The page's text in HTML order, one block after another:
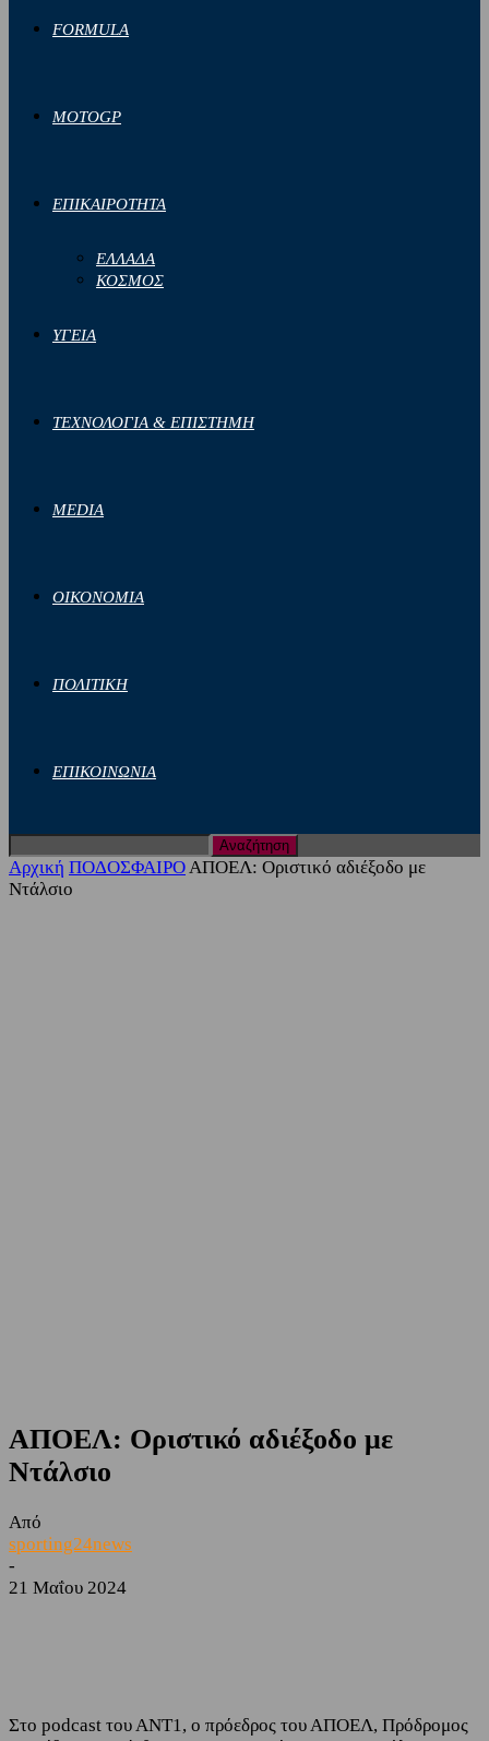
FORMULA
MOTOGP
ΕΠΙΚΑΙΡΟΤΗΤΑ
ΕΛΛΑΔΑ
ΚΟΣΜΟΣ
ΥΓΕΙΑ
ΤΕΧΝΟΛΟΓΙΑ & ΕΠΙΣΤΗΜΗ
MEDIA
ΟΙΚΟΝΟΜΙΑ
ΠΟΛΙΤΙΚΗ
ΕΠΙΚΟΙΝΩΝΙΑ
Αρχική ΠΟΔΟΣΦΑΙΡΟΑΠΟΕΛ: Οριστικό αδιέξοδο με
Ντάλσιο
ΑΠΟΕΛ: Οριστικό αδιέξοδο με
Ντάλσιο
Από
sporting24news
-
21 Μαΐου 2024
Στο podcast του ΑΝΤ1, ο πρόεδρος του ΑΠΟΕΛ, Πρόδρομος